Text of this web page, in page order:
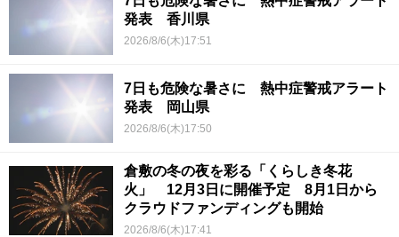
発表 香川県
2026/8/6(木)17:51
7日も危険な暑さに 熱中症警戒アラート
発表 岡山県
2026/8/6(木)17:50
倉敷の冬の夜を彩る「くらしき冬花
火」 12月3日に開催予定 8月1日から
クラウドファンディングも開始
2026/8/6(木)17:41